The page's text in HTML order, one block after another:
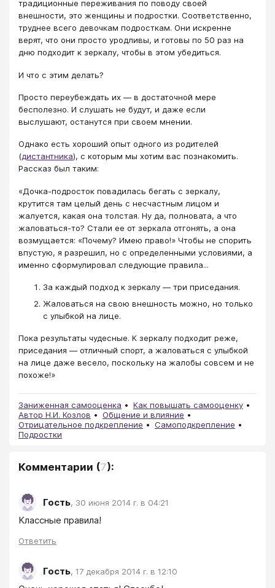
традиционные переживания по поводу своей
внешности, это женщины и подростки. Соответственно,
труднее всего девочкам подросткам. Они искренне
верят, что они просто уродливы, и готовы по 50 раз на
дню подходит к зеркалу, чтобы в этом убедиться.
И что с этим делать?
Просто переубеждать их — в достаточной мере
бесполезно. И слушать не будут, и даже если
выслушают, останутся при своем мнении.
Однако есть хороший опыт одного из родителей
(дистантника), с которым мы хотим вас познакомить.
Рассказ был таким:
«Дочка-подросток повадилась бегать с зеркалу,
крутится там целый день с несчастным лицом и
жалуется, какая она толстая. Ну да, полновата, а что
жаловаться-то? Стали ее от зеркала отгонять, а она
возмущается: «Почему? Имею право!» Чтобы не спорить
впустую, я разрешил, но с определенными условиями, а
именно сформулировал следующие правила...
За каждый подход к зеркалу — три приседания.
Жаловаться на свою внешность можно, но только
с улыбкой на лице.
Пока результаты чудесные. К зеркалу подходит реже,
приседания — отличный спорт, а жаловаться с улыбкой
на лице даже весело, поскольку на жалобы совсем и не
похоже!»
Заниженная самооценка
Как повышать самооценку
Автор Н.И. Козлов
Общение и влияние
Отрицательное подкрепление
Самоподкрепление
Подростки
Комментарии (7):
Гость, 30 июня 2014 г. в 04:21
Классные правила!
Ответить
Гость, 17 декабря 2014 г. в 12:10